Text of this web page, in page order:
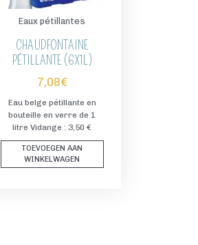
Eaux pétillantes
CHAUDFONTAINE
PÉTILLANTE (6X1L)
7,08€
Eau belge pétillante en
bouteille en verre de 1
litre Vidange : 3,50 €
TOEVOEGEN AAN
WINKELWAGEN